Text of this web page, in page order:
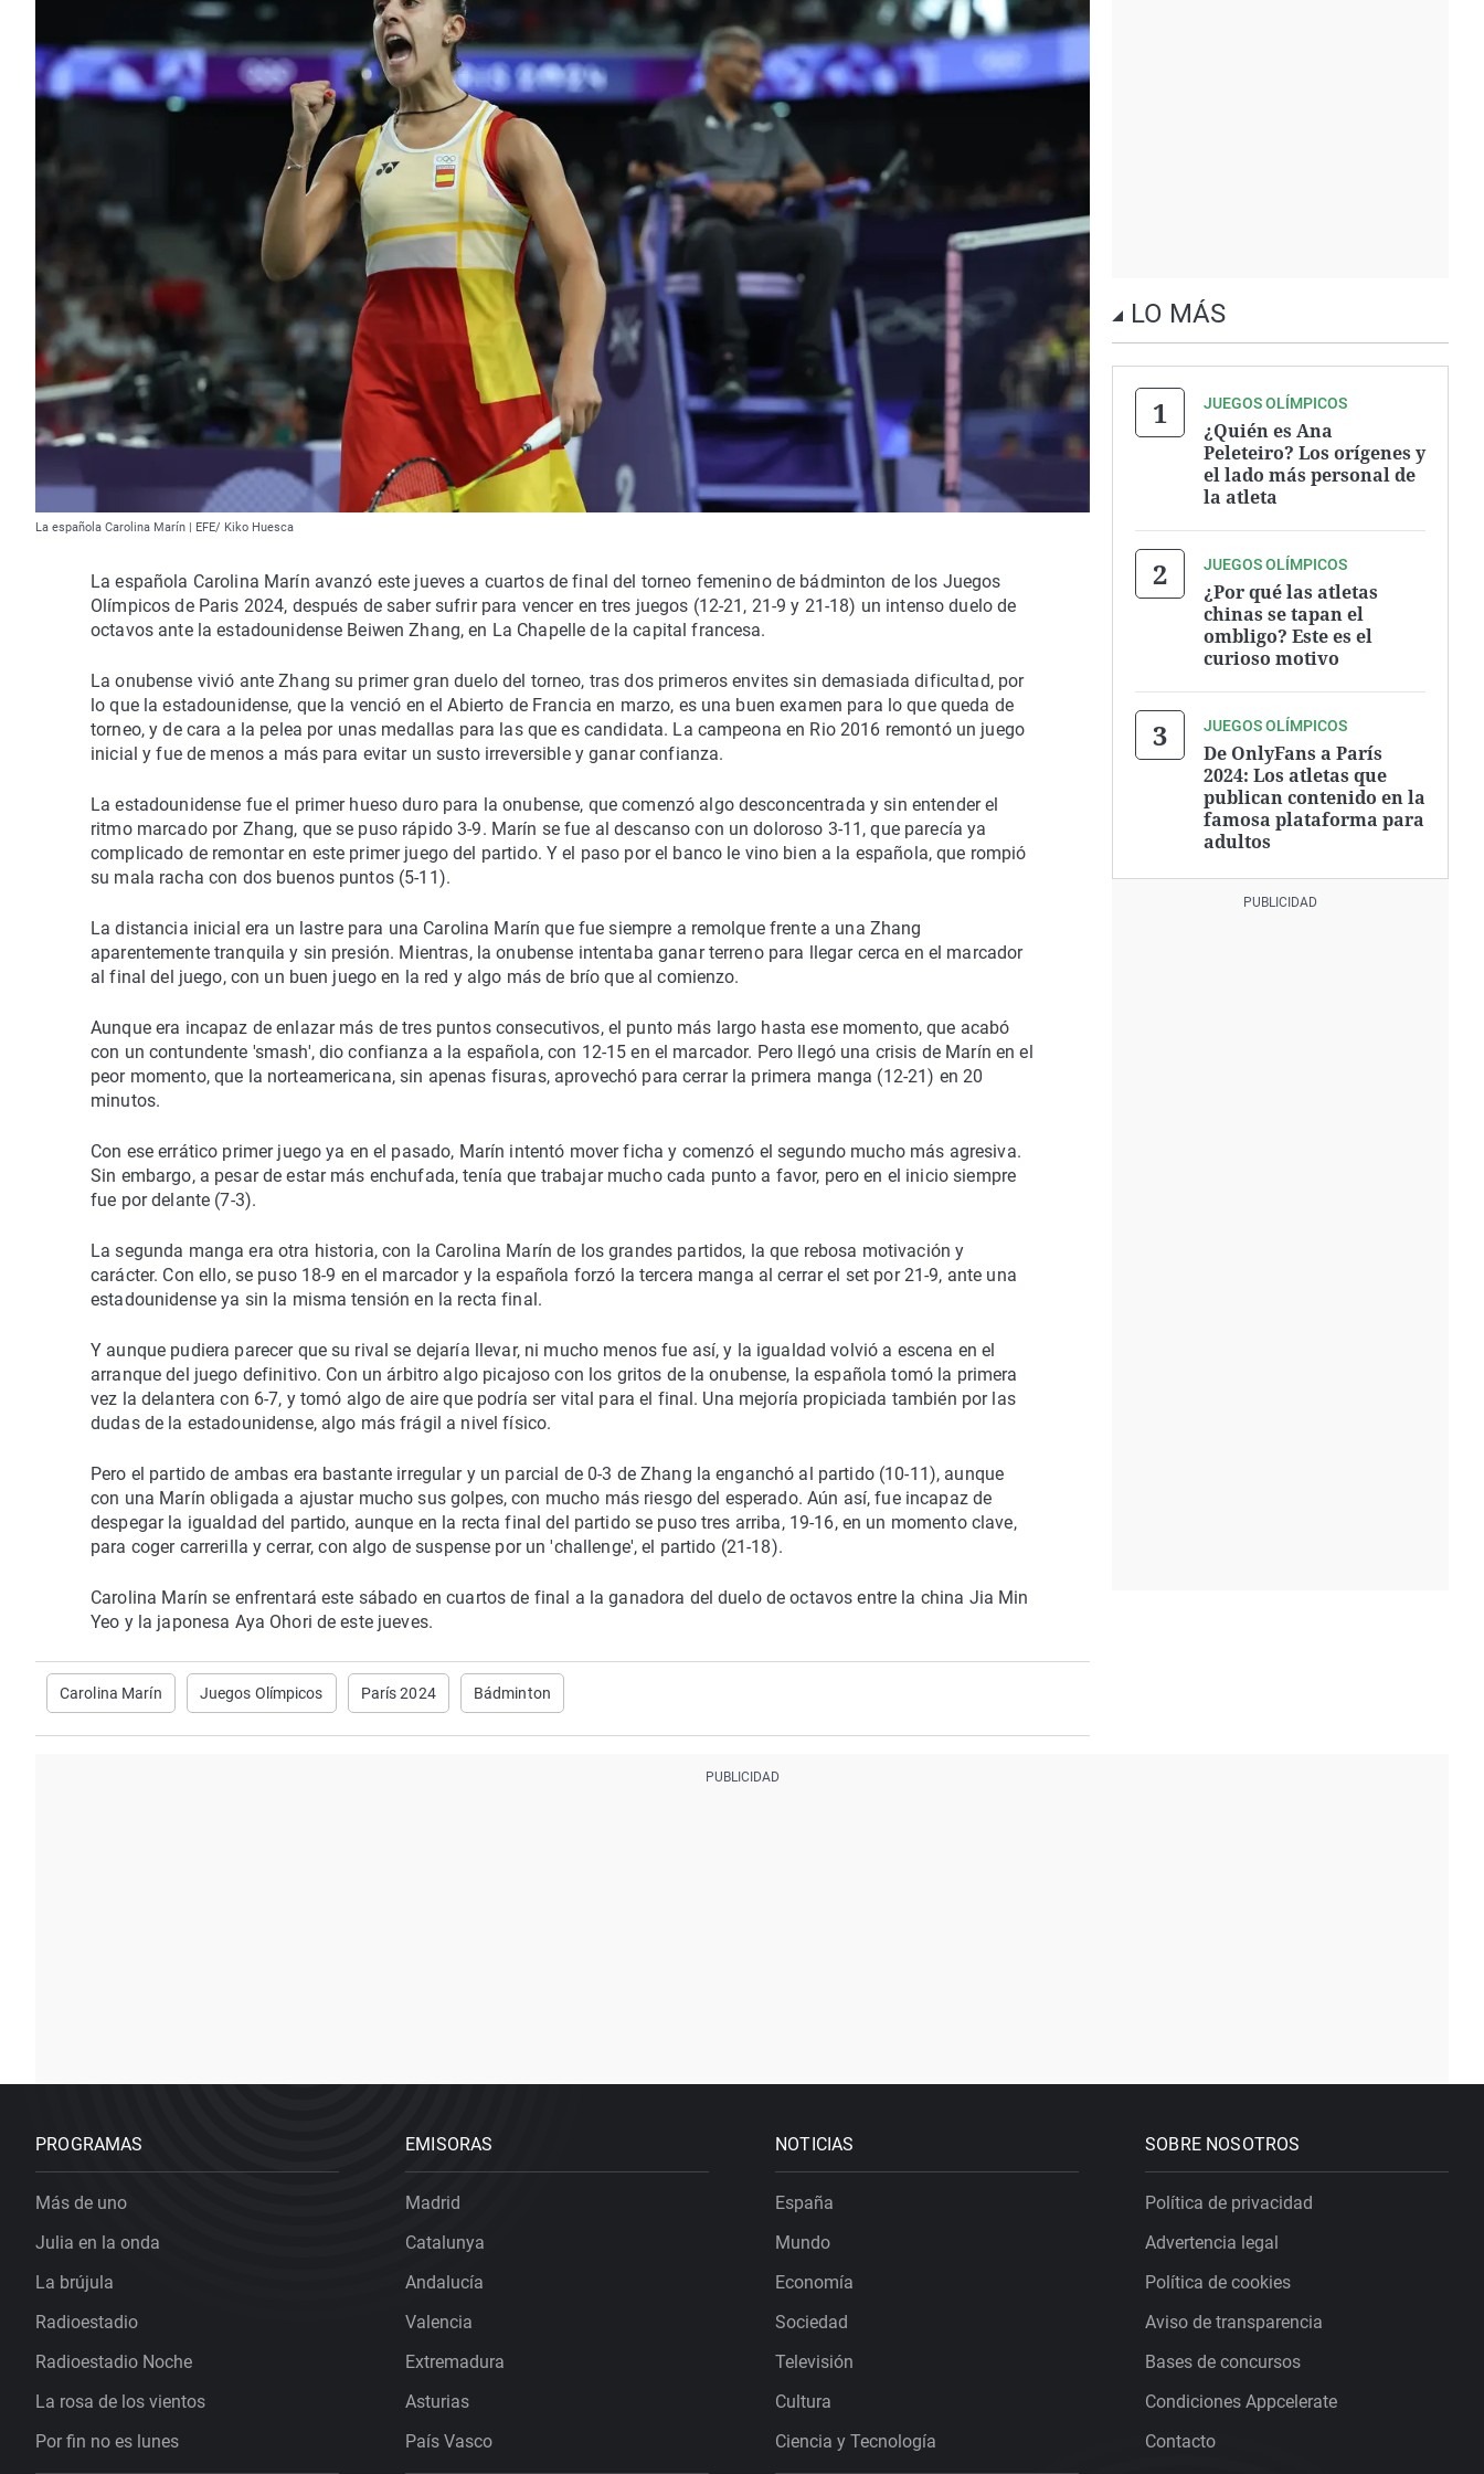
La española Carolina Marín | EFE/ Kiko Huesca
La española Carolina Marín avanzó este jueves a cuartos de final del torneo femenino de bádminton de los Juegos
Olímpicos de Paris 2024, después de saber sufrir para vencer en tres juegos (12-21, 21-9 y 21-18) un intenso duelo de
octavos ante la estadounidense Beiwen Zhang, en La Chapelle de la capital francesa.
La onubense vivió ante Zhang su primer gran duelo del torneo, tras dos primeros envites sin demasiada dificultad, por
lo que la estadounidense, que la venció en el Abierto de Francia en marzo, es una buen examen para lo que queda de
torneo, y de cara a la pelea por unas medallas para las que es candidata. La campeona en Rio 2016 remontó un juego
inicial y fue de menos a más para evitar un susto irreversible y ganar confianza.
La estadounidense fue el primer hueso duro para la onubense, que comenzó algo desconcentrada y sin entender el
ritmo marcado por Zhang, que se puso rápido 3-9. Marín se fue al descanso con un doloroso 3-11, que parecía ya
complicado de remontar en este primer juego del partido. Y el paso por el banco le vino bien a la española, que rompió
su mala racha con dos buenos puntos (5-11).
La distancia inicial era un lastre para una Carolina Marín que fue siempre a remolque frente a una Zhang
aparentemente tranquila y sin presión. Mientras, la onubense intentaba ganar terreno para llegar cerca en el marcador
al final del juego, con un buen juego en la red y algo más de brío que al comienzo.
Aunque era incapaz de enlazar más de tres puntos consecutivos, el punto más largo hasta ese momento, que acabó
con un contundente 'smash', dio confianza a la española, con 12-15 en el marcador. Pero llegó una crisis de Marín en el
peor momento, que la norteamericana, sin apenas fisuras, aprovechó para cerrar la primera manga (12-21) en 20
minutos.
Con ese errático primer juego ya en el pasado, Marín intentó mover ficha y comenzó el segundo mucho más agresiva.
Sin embargo, a pesar de estar más enchufada, tenía que trabajar mucho cada punto a favor, pero en el inicio siempre
fue por delante (7-3).
La segunda manga era otra historia, con la Carolina Marín de los grandes partidos, la que rebosa motivación y
carácter. Con ello, se puso 18-9 en el marcador y la española forzó la tercera manga al cerrar el set por 21-9, ante una
estadounidense ya sin la misma tensión en la recta final.
Y aunque pudiera parecer que su rival se dejaría llevar, ni mucho menos fue así, y la igualdad volvió a escena en el
arranque del juego definitivo. Con un árbitro algo picajoso con los gritos de la onubense, la española tomó la primera
vez la delantera con 6-7, y tomó algo de aire que podría ser vital para el final. Una mejoría propiciada también por las
dudas de la estadounidense, algo más frágil a nivel físico.
Pero el partido de ambas era bastante irregular y un parcial de 0-3 de Zhang la enganchó al partido (10-11), aunque
con una Marín obligada a ajustar mucho sus golpes, con mucho más riesgo del esperado. Aún así, fue incapaz de
despegar la igualdad del partido, aunque en la recta final del partido se puso tres arriba, 19-16, en un momento clave,
para coger carrerilla y cerrar, con algo de suspense por un 'challenge', el partido (21-18).
Carolina Marín se enfrentará este sábado en cuartos de final a la ganadora del duelo de octavos entre la china Jia Min
Yeo y la japonesa Aya Ohori de este jueves.
Carolina Marín Juegos Olímpicos París 2024 Bádminton
LO MÁS
JUEGOS OLÍMPICOS
¿Quién es Ana
Peleteiro? Los orígenes y
el lado más personal de
la atleta
JUEGOS OLÍMPICOS
¿Por qué las atletas
chinas se tapan el
ombligo? Este es el
curioso motivo
JUEGOS OLÍMPICOS
De OnlyFans a París
2024: Los atletas que
publican contenido en la
famosa plataforma para
adultos
PROGRAMAS
Más de uno
Julia en la onda
La brújula
Radioestadio
Radioestadio Noche
La rosa de los vientos
Por fin no es lunes
EMISORAS
Madrid
Catalunya
Andalucía
Valencia
Extremadura
Asturias
País Vasco
NOTICIAS
España
Mundo
Economía
Sociedad
Televisión
Cultura
Ciencia y Tecnología
SOBRE NOSOTROS
Política de privacidad
Advertencia legal
Política de cookies
Aviso de transparencia
Bases de concursos
Condiciones Appcelerate
Contacto